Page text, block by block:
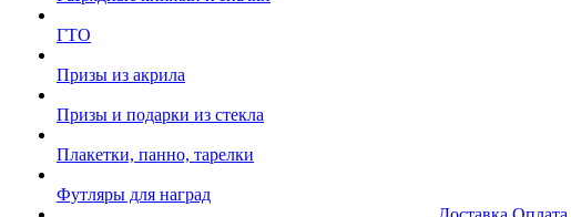
ГТО
Призы из акрила
Призы и подарки из стекла
Плакетки, панно, тарелки
Футляры для наград